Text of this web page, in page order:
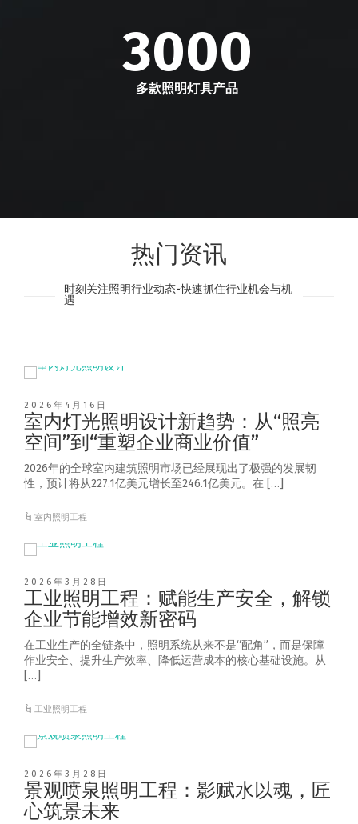
3000
多款照明灯具产品
热门资讯
时刻关注照明行业动态-快速抓住行业机会与机
遇
2026年4月16日
室内灯光照明设计新趋势：从“照亮
空间”到“重塑企业商业价值”
2026年的全球室内建筑照明市场已经展现出了极强的发展韧
性，预计将从227.1亿美元增长至246.1亿美元。在 […]
室内照明工程
2026年3月28日
工业照明工程：赋能生产安全，解锁
企业节能增效新密码
在工业生产的全链条中，照明系统从来不是“配角”，而是保障
作业安全、提升生产效率、降低运营成本的核心基础设施。从
[…]
工业照明工程
2026年3月28日
景观喷泉照明工程：影赋水以魂，匠
心筑景未来